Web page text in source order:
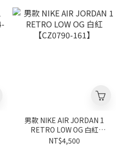
男款 NIKE AIR JORDAN 1
RETRO LOW OG 白紅
【CZ0790-161】
NT$4,500